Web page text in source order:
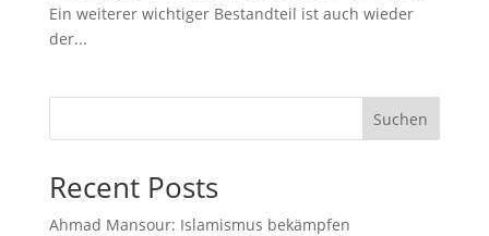
Ein weiterer wichtiger Bestandteil ist auch wieder
der...
Suchen
Recent Posts
Ahmad Mansour: Islamismus bekämpfen